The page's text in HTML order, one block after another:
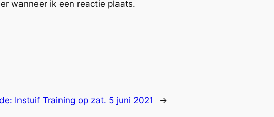
wanneer ik een reactie plaats.
Instuif Training op zat. 5 juni 2021 →